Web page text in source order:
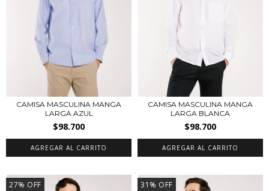
CAMISA MASCULINA MANGA
LARGA AZUL
$98.700
AGREGAR AL CARRITO
CAMISA MASCULINA MANGA
LARGA BLANCA
$98.700
AGREGAR AL CARRITO
27% OFF 31 % OFF